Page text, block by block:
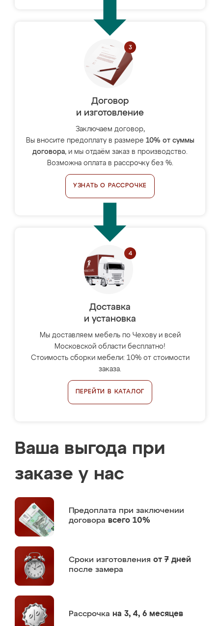
Договор
и изготовление
Заключаем договор,
Вы вносите предоплату в размере 10% от суммы
договора, и мы отдаём заказ в производство.
Возможна оплата в рассрочку без %.
УЗНАТЬ О РАССРОЧКЕ
Доставка
и установка
Мы доставляем мебель по Чехову и всей
Московской области бесплатно!
Стоимость сборки мебели: 10% от стоимости
заказа.
ПЕРЕЙТИ В КАТАЛОГ
Ваша выгода при
заказе у нас
Предоплата при заключении
договора всего 10%
Сроки изготовления от 7 дней
после замера
Рассрочка на 3, 4, 6 месяцев